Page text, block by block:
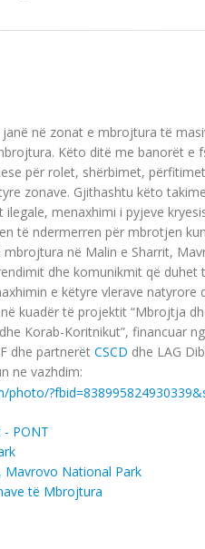
në zonat e mbrojtura të
Këto ditë me banorët e
për rolet, shërbimet,
zonave. Gjithashtu këto
ilegale, menaxhimi i pyjeve
të ndermerren për mbrotjen
në Malin e Sharrit,
dhe komunikmit që
e këtyre vlerave natyrore
kuadër të projektit “Mbrojtja
Korab-Koritnikut”, financuar
dhe partnerët CSCD dhe LAG
ne vazhdim:
- PONT
Mavrovo National Park
të Mbrojtura